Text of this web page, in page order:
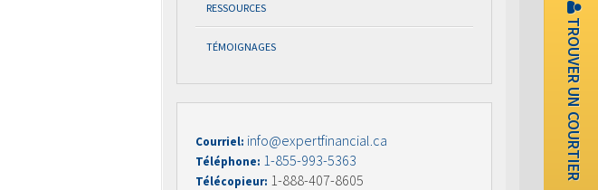
TROUVER UN COURTIER
RESSOURCES
TÉMOIGNAGES
Courriel: info@expertfinancial.ca
Téléphone: 1-855-993-5363
Télécopieur: 1-888-407-8605